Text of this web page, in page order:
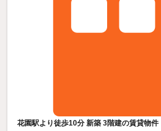
花園駅より徒歩10分 新築 3階建の賃貸物件